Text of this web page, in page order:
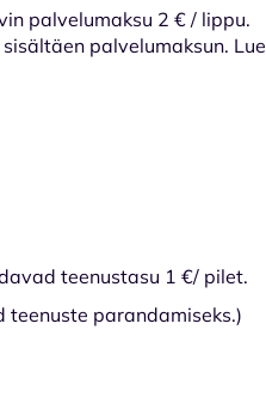
palvelumaksu 2 € / lippu.
palvelumaksun. Lue
teenustasu 1 €/ pilet.
parandamiseks.)